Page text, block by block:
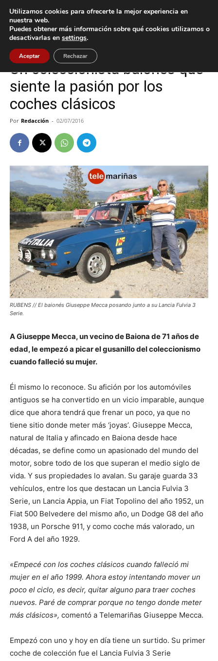
Inicio Baiona
Baiona
Un coleccionista baionés que
siente la pasión por los
coches clásicos
Por Redacción - 02/07/2016
RUBENS // El baionés Giuseppe Mecca posando junto a su Lancia Fulvia 3
Serie.
A Giuseppe Mecca, un vecino de Baiona de 71 años de
edad, le empezó a picar el gusanillo del coleccionismo
cuando falleció su mujer.
Él mismo lo reconoce. Su afición por los automóviles
antiguos se ha convertido en un vicio imparable, aunque
dice que ahora tendrá que frenar un poco, ya que no
tiene sitio donde meter más ‘joyas’. Giuseppe Mecca,
natural de Italia y afincado en Baiona desde hace
décadas, se define como un apasionado del mundo del
motor, sobre todo de los que superan el medio siglo de
vida. Y sus propiedades lo avalan. Su garaje guarda 33
vehículos, entre los que destacan un Lancia Fulvia 3
Serie, un Lancia Appia, un Fiat Topolino del año 1952, un
Fiat 500 Belvedere del mismo año, un Dodge G8 del año
1938, un Porsche 911, y como coche más valorado, un
Ford A del año 1929.
«Empecé con los coches clásicos cuando falleció mi
mujer en el año 1999. Ahora estoy intentando mover un
poco el ciclo, es decir, quitar alguno para traer coches
nuevos. Paré de comprar porque no tengo donde meter
más clásicos», comentó a Telemariñas Giuseppe Mecca.
Empezó con uno y hoy en día tiene un surtido. Su primer
coche de colección fue el Lancia Fulvia 3 Serie
Utilizamos cookies para ofrecerte la mejor experiencia en
nuestra web.
Puedes obtener más información sobre qué cookies utilizamos o
desactivarlas en settings.
Aceptar Rechazar